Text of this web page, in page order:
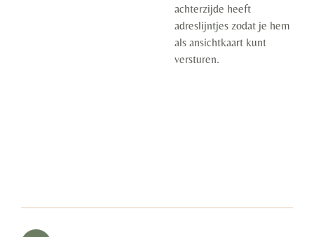
achterzijde heeft
adreslijntjes zodat je hem
als ansichtkaart kunt
versturen.